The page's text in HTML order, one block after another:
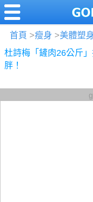
首頁 >瘦身 >美體塑
杜詩梅「鏟肉26公斤
胖！